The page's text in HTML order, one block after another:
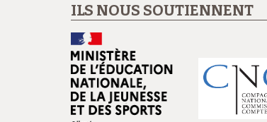
ILS NOUS SOUTIENNENT